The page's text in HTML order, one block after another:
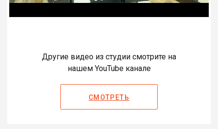
Другие видео из студии смотрите на
нашем YouTube канале
СМОТРЕТЬ